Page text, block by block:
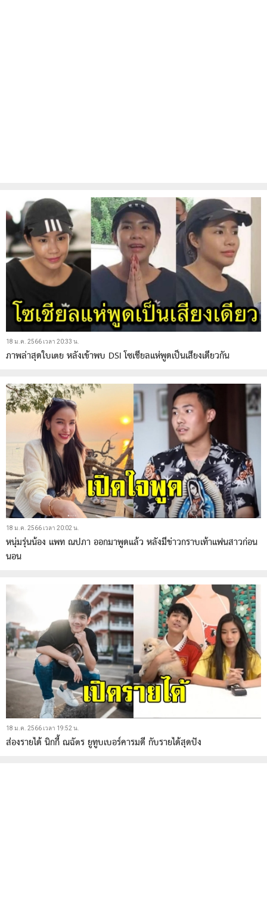
18 ม.ค. 2566 เวลา 20:33 น.
ภาพล่าสุดใบเตย หลังเข้าพบ DSI โซเชียลแห่พูดเป็นเสียงเดียวกัน
18 ม.ค. 2566 เวลา 20:02 น.
หนุ่มรุ่นน้อง แพท ณปภา ออกมาพูดแล้ว หลังมีข่าวกราบเท้าแฟนสาวก่อน
นอน
18 ม.ค. 2566 เวลา 19:52 น.
ส่องรายได้ นิกกี้ ณฉัตร ยูทูบเบอร์คารมดี กับรายได้สุดปัง